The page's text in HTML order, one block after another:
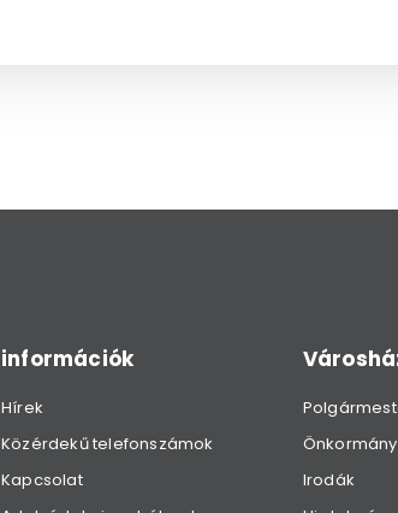
információk
Hírek
Közérdekű telefonszámok
Kapcsolat
Irodák